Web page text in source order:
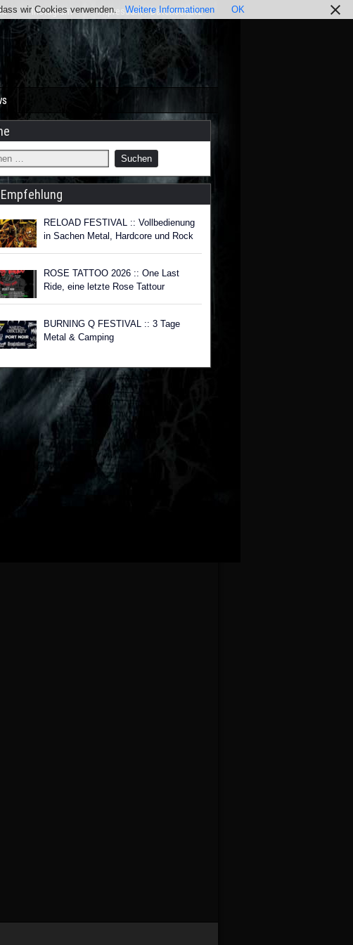
Instagram Impressum / Datenschutz
RELOAD FESTIVAL :: Vollbedienung
in Sachen Metal, Hardcore und Rock
ROSE TATTOO 2026 :: One Last
Ride, eine letzte Rose Tattour
BURNING Q FESTIVAL :: 3 Tage
Metal & Camping
wir Cookies verwenden. Weitere Informationen OK